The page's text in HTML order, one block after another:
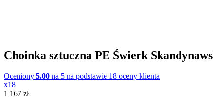
Choinka sztuczna PE Świerk
Oceniony 5.00 na 5 na podstawie 18 oceny klienta
x18
1 167 zł